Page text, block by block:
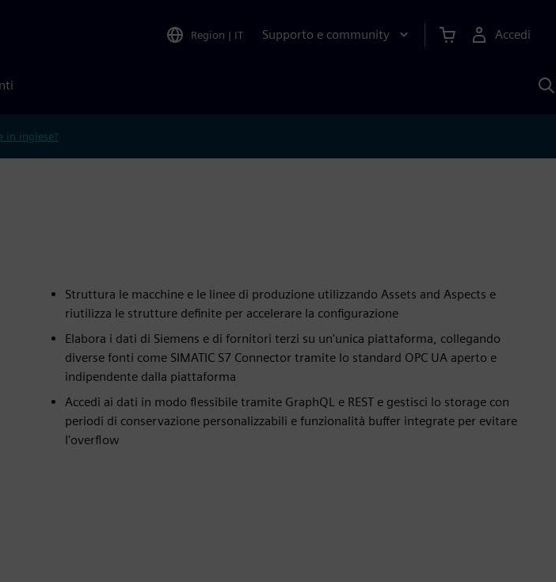
Region | IT Supporto e community Accedi
in inglese?
Struttura le macchine e le linee di produzione utilizzando Assets and Aspects e
riutilizza le strutture definite per accelerare la configurazione
Elabora i dati di Siemens e di fornitori terzi su un'unica piattaforma, collegando
diverse fonti come SIMATIC S7 Connector tramite lo standard OPC UA aperto e
indipendente dalla piattaforma
Accedi ai dati in modo flessibile tramite GraphQL e REST e gestisci lo storage con
periodi di conservazione personalizzabili e funzionalità buffer integrate per evitare
l'overflow